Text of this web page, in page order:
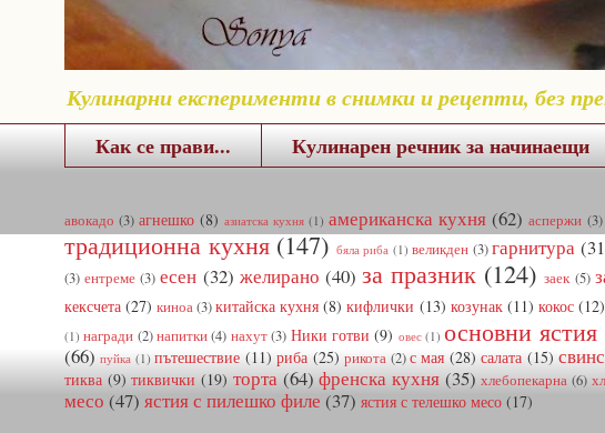
Кулинарни експерименти в снимки и рецепти, без
Как се прави... Кулинарен речник за начинаещи
авокадо (3) агнешко (8) азиатска кухня (1) американска кухня (62) аспержи (3)
традиционна кухня (147) бяла риба (1) великден (3) гарнитура
(3) ентреме (3) есен (32) желирано (40) за празник (124) заек (5)
кексчета (27) киноа(3)китайска кухня (8) кифлички (13) козунак (11) кокос (12)
(1) награди (2)напитки (4) нахут(3) Ники готви (9) овес (1) основни ястия
(66) пуйка (1) пътешествие (11) риба (25) рикота (2) с мая (28) салата (15)
тиква (9) тиквички (19) торта (64) френска кухня (35) хлебопекарна (6)
месо (47) ястия с пилешко филе (37) ястия с телешко месо (17)